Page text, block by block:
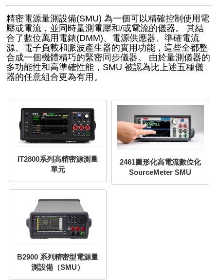
精密電源量測設備(SMU) 為一個可以精確控制使用電
壓或電流，並同時量測電壓和/或電流的儀器。 其結
合了數位萬用電錶(DMM)、電源供應器、準確電流
源、電子負載和脈波產生器的實用功能，這些全都整
合成一個機體精巧的緊密同步儀器。 由於量測儀器的
多功能性和高準確性能，SMU 被認為比上述五種儀
器的任意組合更為有用。
IT2800系列高精密源測量
單元
2461圖形化高電流數位化
SourceMeter SMU
B2900 系列精密型電源量
測設備（SMU）